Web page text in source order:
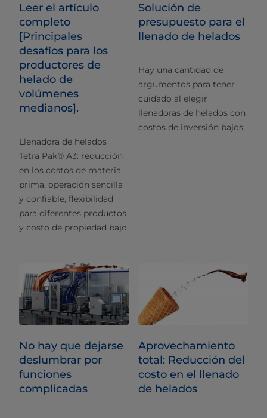
Leer el artículo
completo
[Principales
desafíos para los
productores de
helado de
volúmenes
medianos].
Llenadora de helados
Tetra Pak® A3: reducción
en los costos de materia
prima, operación sencilla
y confiable, flexibilidad
para diferentes productos
y costo de propiedad bajo
Solución de
presupuesto para el
llenado de helados
Hay una cantidad de
argumentos para tener
cuidado al elegir
llenadoras de helados con
costos de inversión bajos.
No hay que dejarse
deslumbrar por
funciones
complicadas
Aprovechamiento
total: Reducción del
costo en el llenado
de helados